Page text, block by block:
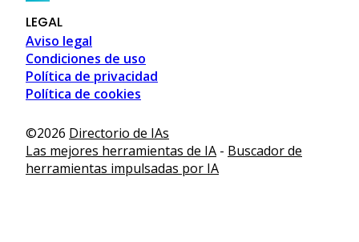
LEGAL
Aviso legal
Condiciones de uso
Política de privacidad
Política de cookies
©2026 Directorio de IAs
Las mejores herramientas de IA - Buscador de
herramientas impulsadas por IA